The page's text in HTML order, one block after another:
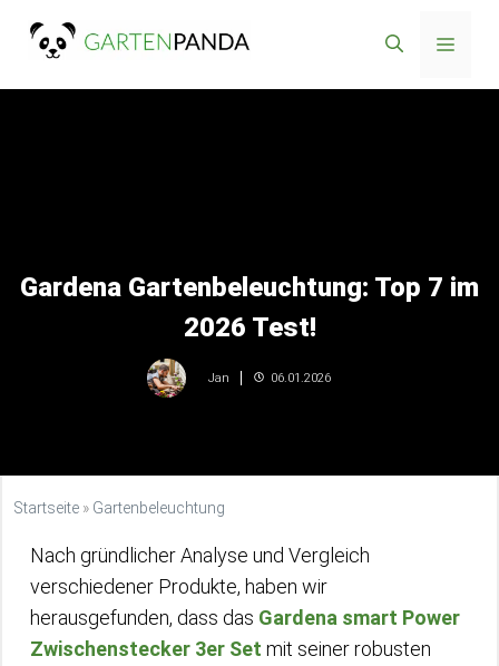
Inhalt
Menü
Gardena Gartenbeleuchtung: Top 7 im
2026 Test!
Jan 06.01.2026
Startseite » Gartenbeleuchtung
Nach gründlicher Analyse und Vergleich
verschiedener Produkte, haben wir
herausgefunden, dass das Gardena smart Power
Zwischenstecker 3er Set mit seiner robusten